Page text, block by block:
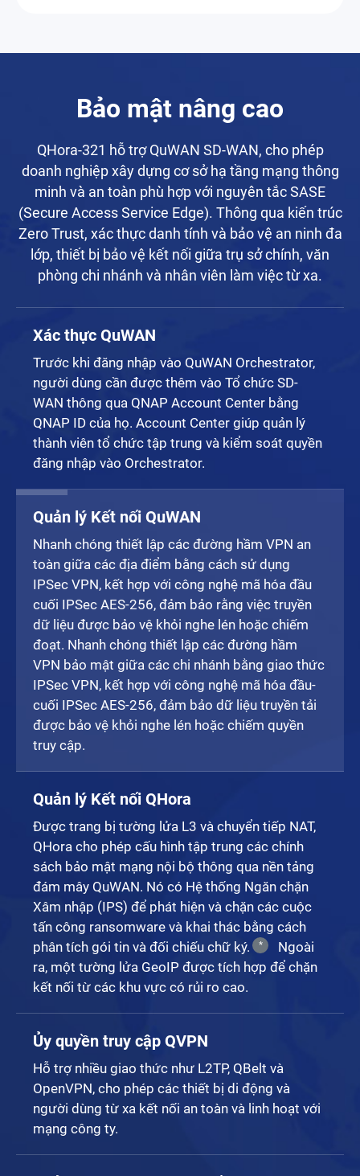
Bảo mật nâng cao
QHora-321 hỗ trợ QuWAN SD-WAN, cho phép
doanh nghiệp xây dựng cơ sở hạ tầng mạng thông
minh và an toàn phù hợp với nguyên tắc SASE
(Secure Access Service Edge). Thông qua kiến trúc
Zero Trust, xác thực danh tính và bảo vệ an ninh đa
lớp, thiết bị bảo vệ kết nối giữa trụ sở chính, văn
phòng chi nhánh và nhân viên làm việc từ xa.
Xác thực QuWAN
Trước khi đăng nhập vào QuWAN Orchestrator,
người dùng cần được thêm vào Tổ chức SD-
WAN thông qua QNAP Account Center bằng
QNAP ID của họ. Account Center giúp quản lý
thành viên tổ chức tập trung và kiểm soát quyền
đăng nhập vào Orchestrator.
Quản lý Kết nối QuWAN
Nhanh chóng thiết lập các đường hầm VPN an
toàn giữa các địa điểm bằng cách sử dụng
IPSec VPN, kết hợp với công nghệ mã hóa đầu
cuối IPSec AES-256, đảm bảo rằng việc truyền
dữ liệu được bảo vệ khỏi nghe lén hoặc chiếm
đoạt. Nhanh chóng thiết lập các đường hầm
VPN bảo mật giữa các chi nhánh bằng giao thức
IPSec VPN, kết hợp với công nghệ mã hóa đầu-
cuối IPSec AES-256, đảm bảo dữ liệu truyền tải
được bảo vệ khỏi nghe lén hoặc chiếm quyền
truy cập.
Quản lý Kết nối QHora
Được trang bị tường lửa L3 và chuyển tiếp NAT,
QHora cho phép cấu hình tập trung các chính
sách bảo mật mạng nội bộ thông qua nền tảng
đám mây QuWAN. Nó có Hệ thống Ngăn chặn
Xâm nhập (IPS) để phát hiện và chặn các cuộc
tấn công ransomware và khai thác bằng cách
phân tích gói tin và đối chiếu chữ ký.
*
Ngoài
ra, một tường lửa GeoIP được tích hợp để chặn
kết nối từ các khu vực có rủi ro cao.
Ủy quyền truy cập QVPN
Hỗ trợ nhiều giao thức như L2TP, QBelt và
OpenVPN, cho phép các thiết bị di động và
người dùng từ xa kết nối an toàn và linh hoạt với
mạng công ty.